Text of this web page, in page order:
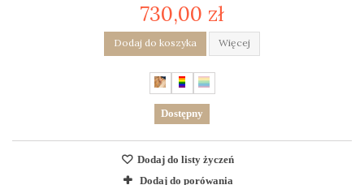
730,00 zł
Dodaj do koszyka Więcej
Dostępny
Dodaj do listy życzeń
Dodaj do porówania